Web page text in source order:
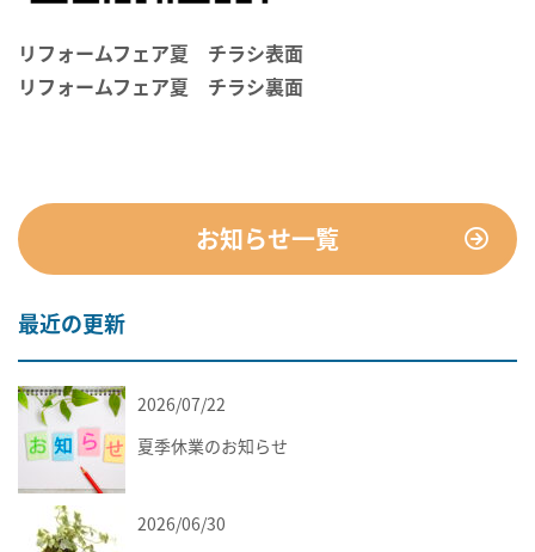
リフォームフェア夏 チラシ表面
リフォームフェア夏 チラシ裏面
お知らせ一覧
最近の更新
2026/07/22
夏季休業のお知らせ
2026/06/30